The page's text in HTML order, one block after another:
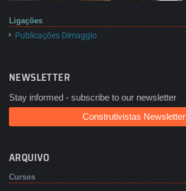
Ligações
Publicações Dimaggio
NEWSLETTER
Stay informed - subscribe to our newsletter
Construtivistas Newsletter
ARQUIVO
Cursos